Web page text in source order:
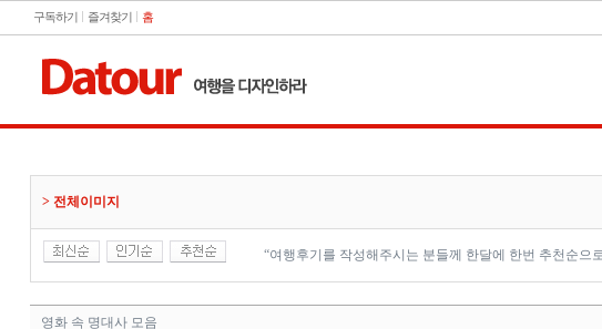
구독하기 즐겨찾기 홈
> 전체이미지
“여행후기를 작성해주시는 분들께 한달에 한번 추천순으
영화 속 명대사 모음